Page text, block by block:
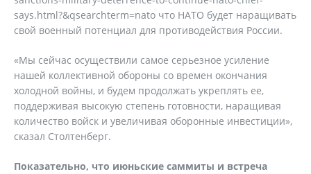
says.html?&qsearchterm=nato что НАТО будет наращивать
свой военный потенциал для противодействия России.
«Мы сейчас осуществили самое серьезное усиление
нашей коллективной обороны со времен окончания
холодной войны, и будем продолжать укреплять ее,
поддерживая высокую степень готовности, наращивая
количество войск и увеличивая оборонные инвестиции»,
сказал Столтенберг.
Показательно, что июньские саммиты и встреча